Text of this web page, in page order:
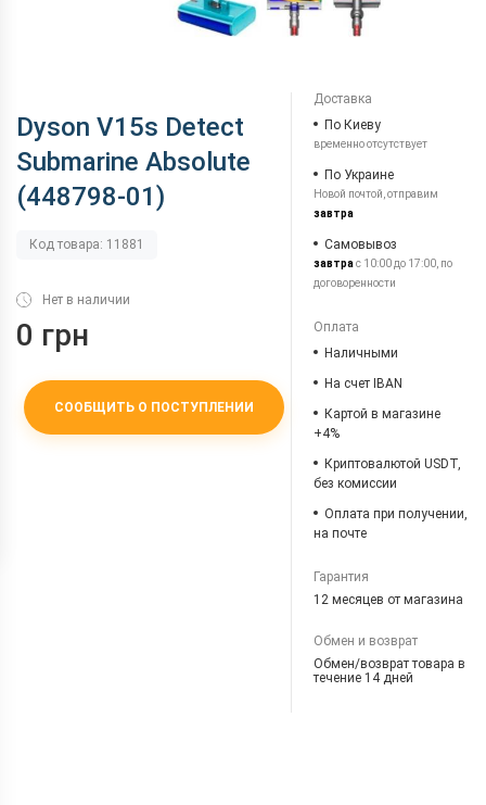
Dyson V15s Detect
Submarine Absolute
(448798-01)
Код товара: 11881
Нет в наличии
0 грн
СООБЩИТЬ О ПОСТУПЛЕНИИ
Доставка
По Киеву
временно отсутствует
По Украине
Новой почтой, отправим
завтра
Самовывоз
завтрас 10:00 до 17:00, по
договоренности
Оплата
Наличными
На счет IBAN
Картой в магазине
+4%
Криптовалютой USDT,
без комиссии
Оплата при получении,
на почте
Гарантия
12 месяцев от магазина
Обмен и возврат
Обмен/возврат товара в
течение 14 дней